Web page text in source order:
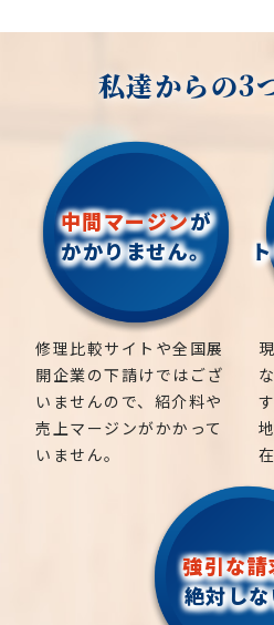
私達からの3
中間マージンが
かかりません。
修理比較サイトや全国展
開企業の下請けではござ
いませんので、紹介料や
売上マージンがかかって
いません。
強引な
絶対し